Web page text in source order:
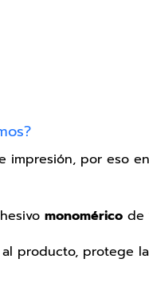
por eso
monomérico de
producto, protege